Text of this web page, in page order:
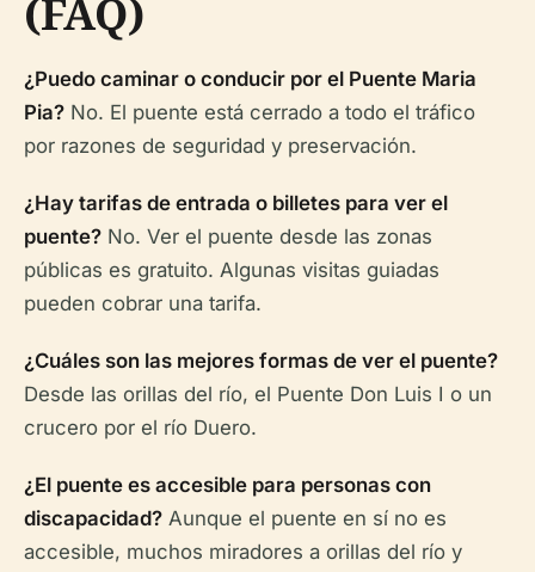
(FAQ)
¿Puedo caminar o conducir por el Puente Maria
Pia? No. El puente está cerrado a todo el tráfico
por razones de seguridad y preservación.
¿Hay tarifas de entrada o billetes para ver el
puente? No. Ver el puente desde las zonas
públicas es gratuito. Algunas visitas guiadas
pueden cobrar una tarifa.
¿Cuáles son las mejores formas de ver el puente?
Desde las orillas del río, el Puente Don Luis I o un
crucero por el río Duero.
¿El puente es accesible para personas con
discapacidad? Aunque el puente en sí no es
accesible, muchos miradores a orillas del río y